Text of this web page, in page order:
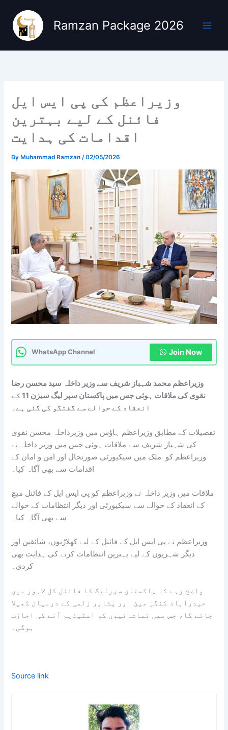
content
Ramzan Package 2026
وزیراعظم کی پی ایس ایل
فائنل کے لیے بہترین
اقدامات کی ہدایت
By Muhammad Ramzan/02/05/2026
WhatsApp Channel Join Now
وزیراعظم محمد شہباز شریف سے وزیر داخلہ سید محسن رضا
نقوی کی ملاقات ہوئی جس میں پاکستان سپر لیگ سیزن 11 کے
انعقاد کے حوالے سے گفتگو کی گئی ہے۔
تفصیلات کے مطابق وزیراعظم ہاؤس میں وزیرداخلہ محسن نقوی
کی شہباز شریف سے ملاقات ہوئی جس میں وزیر داخلہ نے
وزیراعظم کو ملک میں سیکیورٹی صورتحال اور امن و امان کے
اقدامات سے بھی آگاہ کیا۔
ملاقات میں وزیر داخلہ نے وزیراعظم کو پی ایس ایل کے فائنل میچ
کے انعقاد کے حوالے سے سیکیورٹی اور دیگر انتظامات کے حوالے
سے بھی آگاہ کیا۔
وزیراعظم نے پی ایس ایل کے فائنل کے لیے کھلاڑیوں، شائقین اور
دیگر شہریوں کے لیے بہترین انتظامات کرنے کی ہدایت بھی
کردی۔
واضح رہے کہ پاکستان سپرلیگ کا فائنل کل لاہور میں
حیدرآباد کنگز مین اور پشاور زلمی کے درمیان کھیلا
جائے گا، جس میں تماشائیوں کو اسٹیڈیم آنے کی اجازت
ہوگی۔
Source link